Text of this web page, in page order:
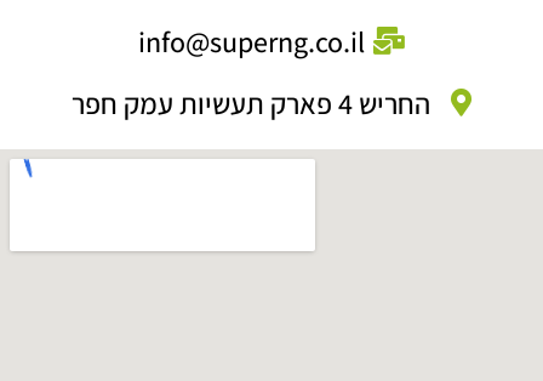
info@superng.co.il
החריש 4 פארק תעשיות עמק חפר